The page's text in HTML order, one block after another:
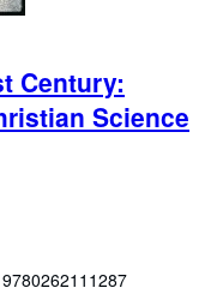
Century:
Science